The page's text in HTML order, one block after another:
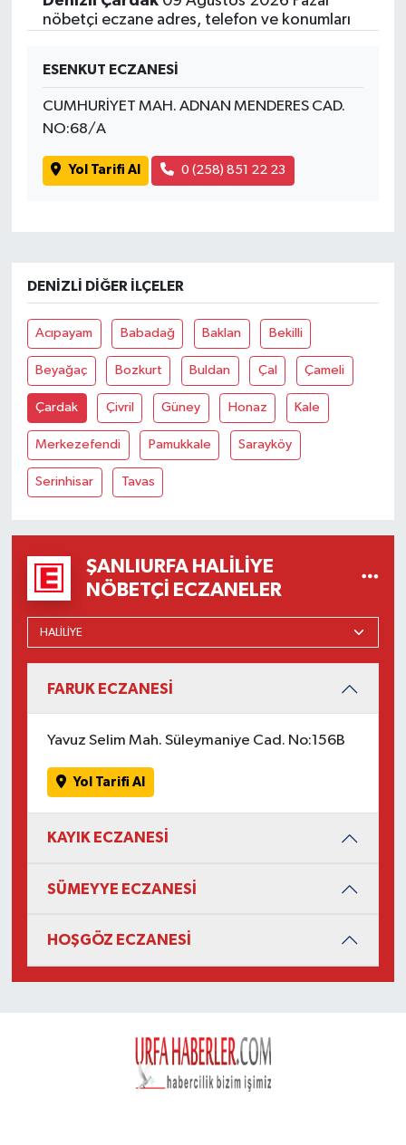
nöbetçi eczane adres, telefon ve konumları
ESENKUT ECZANESİ
CUMHURİYET MAH. ADNAN MENDERES CAD.
NO:68/A
Yol Tarifi Al 0 (258) 851 22 23
DENIZLI DIĞER İLÇELER
Acıpayam Babadağ Baklan Bekilli
Beyağaç Bozkurt Buldan Çal Çameli
Çardak Çivril Güney Honaz Kale
Merkezefendi Pamukkale Sarayköy
Serinhisar Tavas
ŞANLIURFA HALILIYE
NÖBETÇI ECZANELER
FARUK ECZANESİ
Yavuz Selim Mah. Süleymaniye Cad. No:156B
Yol Tarifi Al
KAYIK ECZANESİ
SÜMEYYE ECZANESİ
HOŞGÖZ ECZANESİ